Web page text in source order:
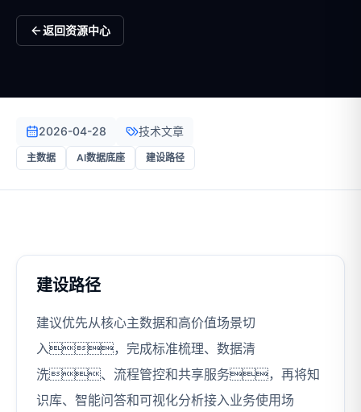
返回资源中心
2026-04-28 技术文章
主数据 AI数据底座 建设路径
建设路径
建议优先从核心主数据和高价值场景切
入，完成标准梳理、数据清
洗、流程管控和共享服务，再将知
识库、智能问答和可视化分析接入业务使用场